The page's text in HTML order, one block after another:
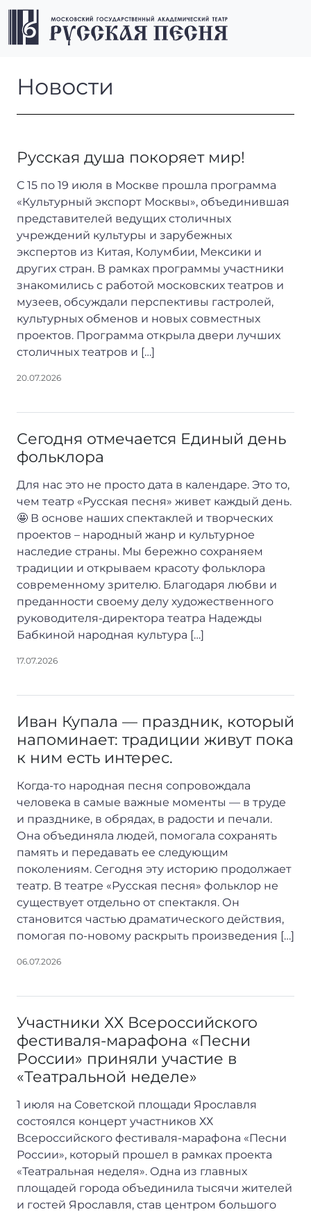
Перейти к содержимому
Перейти к футеру
Новости
Новости
Русская душа покоряет мир!
С 15 по 19 июля в Москве прошла программа
«Культурный экспорт Москвы», объединившая
представителей ведущих столичных
учреждений культуры и зарубежных
экспертов из Китая, Колумбии, Мексики и
других стран. В рамках программы участники
знакомились с работой московских театров и
музеев, обсуждали перспективы гастролей,
культурных обменов и новых совместных
проектов. Программа открыла двери лучших
столичных театров и […]
20.07.2026
Сегодня отмечается Единый день
фольклора
Для нас это не просто дата в календаре. Это то,
чем театр «Русская песня» живет каждый день.
🤩 В основе наших спектаклей и творческих
проектов – народный жанр и культурное
наследие страны. Мы бережно сохраняем
традиции и открываем красоту фольклора
современному зрителю. Благодаря любви и
преданности своему делу художественного
руководителя-директора театра Надежды
Бабкиной народная культура […]
17.07.2026
Иван Купала — праздник, который
напоминает: традиции живут пока
к ним есть интерес.
Когда-то народная песня сопровождала
человека в самые важные моменты — в труде
и празднике, в обрядах, в радости и печали.
Она объединяла людей, помогала сохранять
память и передавать ее следующим
поколениям. Сегодня эту историю продолжает
театр. В театре «Русская песня» фольклор не
существует отдельно от спектакля. Он
становится частью драматического действия,
помогая по-новому раскрыть произведения […]
06.07.2026
Участники ХХ Всероссийского
фестиваля-марафона «Песни
России» приняли участие в
«Театральной неделе»
1 июля на Советской площади Ярославля
состоялся концерт участников ХХ
Всероссийского фестиваля-марафона «Песни
России», который прошел в рамках проекта
«Театральная неделя». Одна из главных
площадей города объединила тысячи жителей
и гостей Ярославля, став центром большого